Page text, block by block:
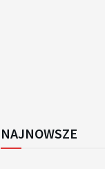
NAJNOWSZE